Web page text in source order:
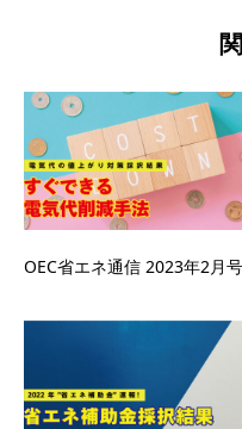
OEC省エネ通信 2023年2月号